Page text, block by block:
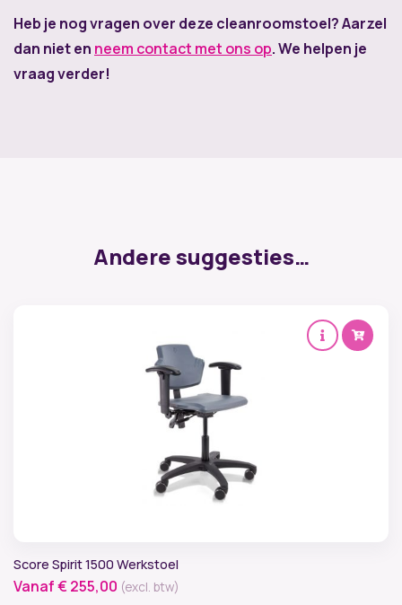
Heb je nog vragen over deze cleanroomstoel? Aarzel
dan niet en neem contact met ons op. We helpen je
vraag verder!
Andere suggesties…
Score Spirit 1500 Werkstoel
Vanaf€ 255,00 (excl. btw)